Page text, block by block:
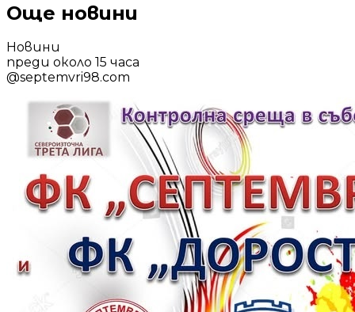
Още новини
Новини
преди около 15 часа
@septemvri98.com